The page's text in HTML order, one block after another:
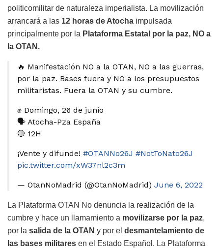
politicomilitar de naturaleza imperialista. La movilización
arrancará a las 12 horas de Atocha impulsada
principalmente por la Plataforma Estatal por la paz, NO a
la OTAN.
🔥 Manifestación NO a la OTAN, NO a las guerras,
por la paz. Bases fuera y NO a los presupuestos
militaristas. Fuera la OTAN y su cumbre.
✊ Domingo, 26 de junio
🗣️ Atocha-Pza España
🔴 12H
¡Vente y difunde! #OTANNo26J #NotToNato26J
pic.twitter.com/xW37nl2c3m
— OtanNoMadrid (@OtanNoMadrid) June 6, 2022
La Plataforma OTAN No denuncia la realización de la
cumbre y hace un llamamiento a movilizarse por la paz,
por la salida de la OTAN y por el desmantelamiento de
las bases militares en el Estado Español. La Plataforma